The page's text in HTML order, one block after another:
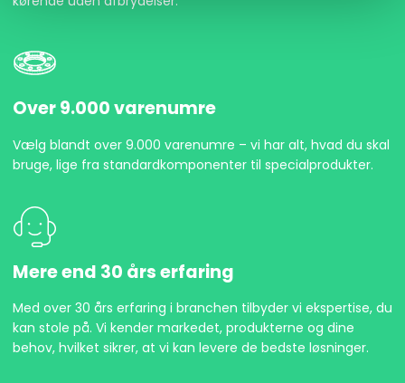
Over 9.000 varenumre
Vælg blandt over 9.000 varenumre – vi har alt, hvad du skal
bruge, lige fra standardkomponenter til specialprodukter.
Mere end 30 års erfaring
Med over 30 års erfaring i branchen tilbyder vi ekspertise, du
kan stole på. Vi kender markedet, produkterne og dine
behov, hvilket sikrer, at vi kan levere de bedste løsninger.